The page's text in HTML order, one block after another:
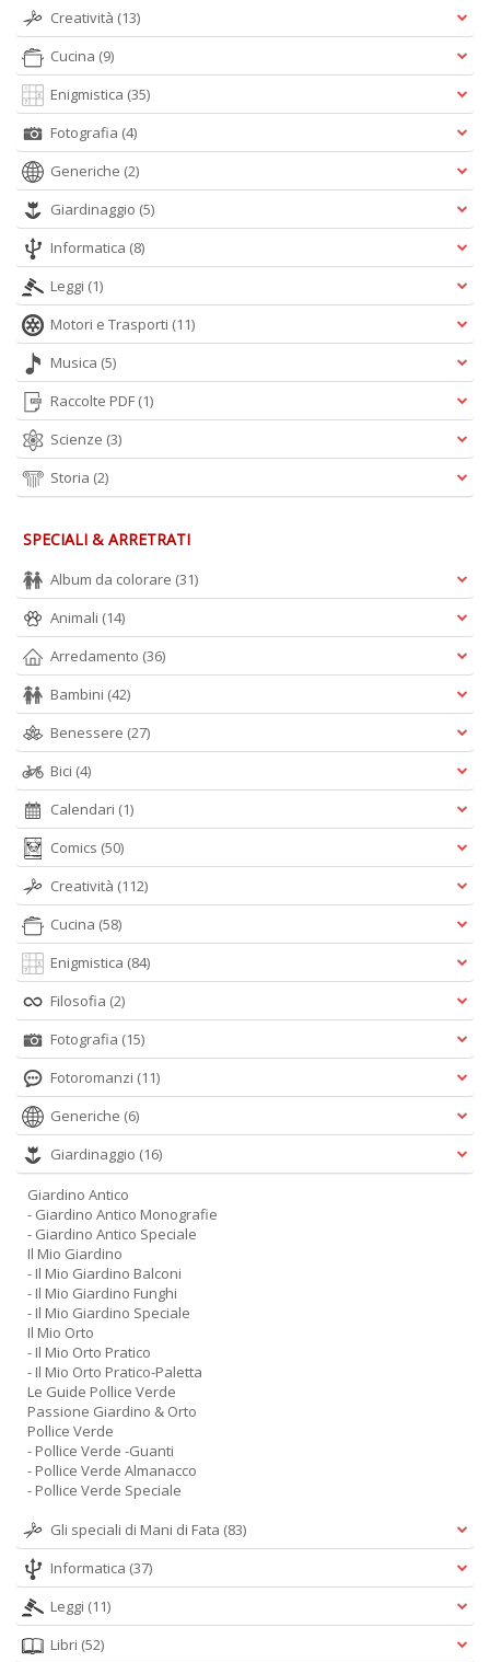
Creatività (13)
Cucina (9)
Enigmistica (35)
Fotografia (4)
Generiche (2)
Giardinaggio (5)
Informatica (8)
Leggi (1)
Motori e Trasporti (11)
Musica (5)
Raccolte PDF (1)
Scienze (3)
Storia (2)
SPECIALI & ARRETRATI
Album da colorare (31)
Animali (14)
Arredamento (36)
Bambini (42)
Benessere (27)
Bici (4)
Calendari (1)
Comics (50)
Creatività (112)
Cucina (58)
Enigmistica (84)
Filosofia (2)
Fotografia (15)
Fotoromanzi (11)
Generiche (6)
Giardinaggio (16)
Giardino Antico
- Giardino Antico Monografie
- Giardino Antico Speciale
Il Mio Giardino
- Il Mio Giardino Balconi
- Il Mio Giardino Funghi
- Il Mio Giardino Speciale
Il Mio Orto
- Il Mio Orto Pratico
- Il Mio Orto Pratico-Paletta
Le Guide Pollice Verde
Passione Giardino & Orto
Pollice Verde
- Pollice Verde -Guanti
- Pollice Verde Almanacco
- Pollice Verde Speciale
Gli speciali di Mani di Fata (83)
Informatica (37)
Leggi (11)
Libri (52)